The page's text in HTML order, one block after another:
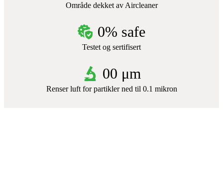
Område dekket av Aircleaner
0% safe
Testet og sertifisert
00 μm
Renser luft for partikler ned til 0.1 mikron